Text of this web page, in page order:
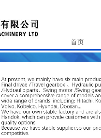
首页